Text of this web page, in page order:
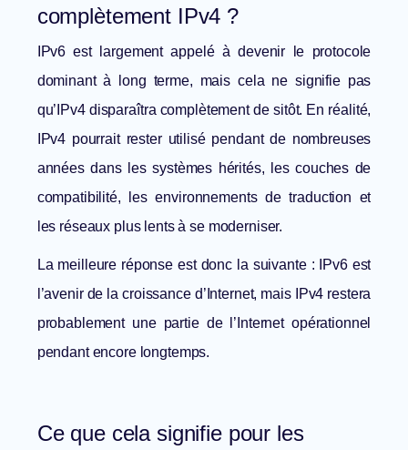
complètement IPv4 ?
IPv6 est largement appelé à devenir le protocole
dominant à long terme, mais cela ne signifie pas
qu’IPv4 disparaîtra complètement de sitôt. En réalité,
IPv4 pourrait rester utilisé pendant de nombreuses
années dans les systèmes hérités, les couches de
compatibilité, les environnements de traduction et
les réseaux plus lents à se moderniser.
La meilleure réponse est donc la suivante : IPv6 est
l’avenir de la croissance d’Internet, mais IPv4 restera
probablement une partie de l’Internet opérationnel
pendant encore longtemps.
Ce que cela signifie pour les